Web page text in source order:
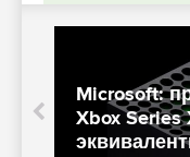
Microsoft:
Xbox Series